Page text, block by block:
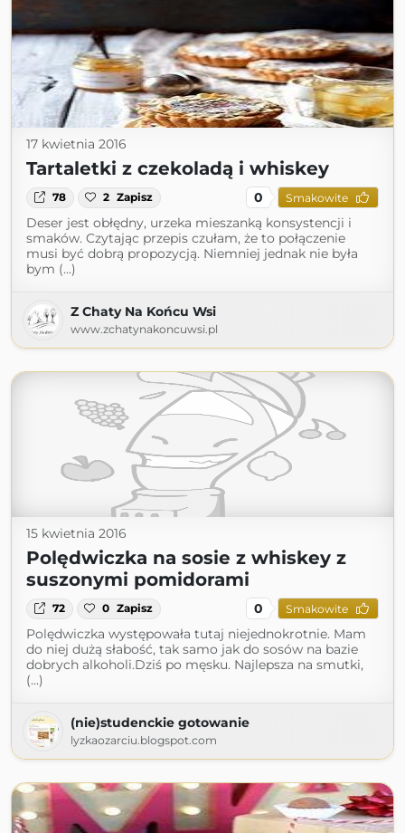
17 kwietnia 2016
Tartaletki z czekoladą i whiskey
78 2 Zapisz 0 Smakowite
Deser jest obłędny, urzeka mieszanką konsystencji i
smaków. Czytając przepis czułam, że to połączenie
musi być dobrą propozycją. Niemniej jednak nie była
bym (...)
Z Chaty Na Końcu Wsi
www.zchatynakoncuwsi.pl
15 kwietnia 2016
Polędwiczka na sosie z whiskey z
suszonymi pomidorami
72 0 Zapisz 0 Smakowite
Polędwiczka występowała tutaj niejednokrotnie. Mam
do niej dużą słabość, tak samo jak do sosów na bazie
dobrych alkoholi.Dziś po męsku. Najlepsza na smutki,
(...)
(nie)studenckie gotowanie
lyzkaozarciu.blogspot.com